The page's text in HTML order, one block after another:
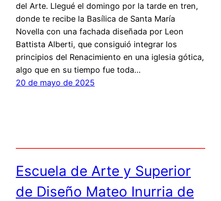
del Arte. Llegué el domingo por la tarde en tren,
donde te recibe la Basílica de Santa María
Novella con una fachada diseñada por Leon
Battista Alberti, que consiguió integrar los
principios del Renacimiento en una iglesia gótica,
algo que en su tiempo fue toda…
20 de mayo de 2025
Escuela de Arte y Superior
de Diseño Mateo Inurria de